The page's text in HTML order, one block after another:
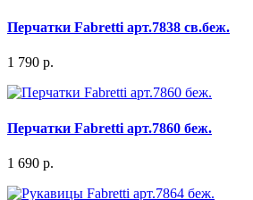
Перчатки Fabretti арт.7838 св.беж.
1 790 р.
Перчатки Fabretti арт.7860 беж.
1 690 р.